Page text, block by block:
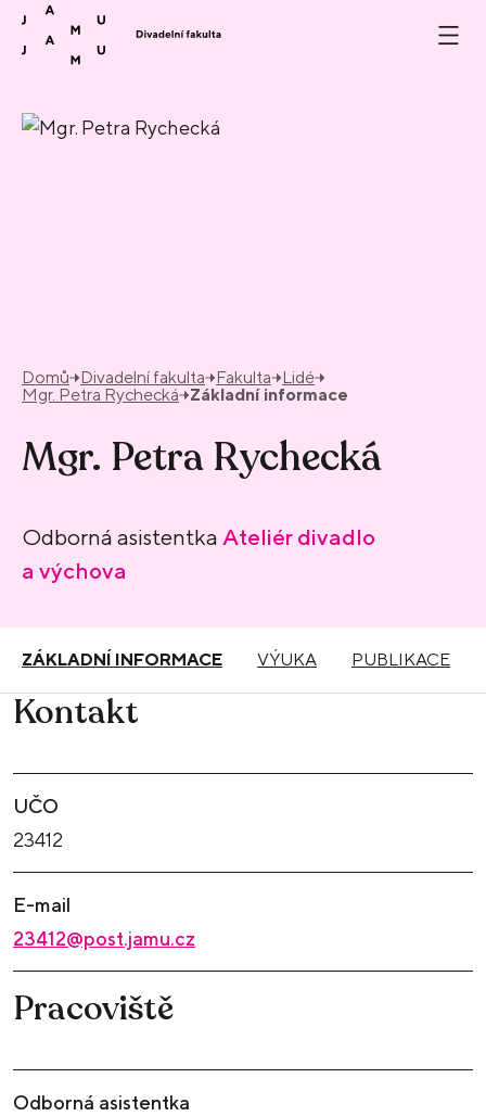
Přeskočit na obsah
Domů Divadelní fakulta Fakulta
Lidé
Mgr. Petra Rychecká
Základní informace
Mgr. Petra Rychecká
Odborná asistentka Ateliér divadlo
a výchova
ZÁKLADNÍ INFORMACE VÝUKA PUBLIKACE
Kontakt
UČO
23412
E-mail
23412@post.jamu.cz
Pracoviště
Odborná asistentka